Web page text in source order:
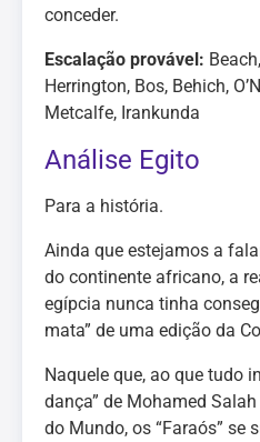
conceder.
Escalação provável:
Herrington, Bos, Behich,
Metcalfe, Irankunda
Análise Egito
Para a história.
Ainda que estejamos a
do continente africano, a
egípcia nunca tinha
mata” de uma edição da
Naquele que, ao que tudo
dança” de Mohamed
do Mundo, os “Faraós” se